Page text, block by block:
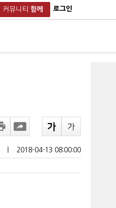
커뮤니티 함께 로그인
2018-04-13 08:00:00